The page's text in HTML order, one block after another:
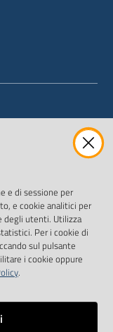
e di sessione per
e cookie analitici per
degli utenti. Utilizza
Per i cookie di
sul pulsante
i cookie oppure
.